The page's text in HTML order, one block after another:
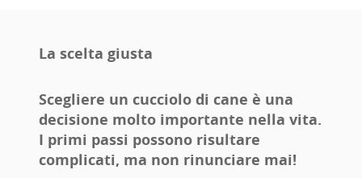
La scelta giusta
Scegliere un cucciolo di cane è una
decisione molto importante nella vita.
I primi passi possono risultare
complicati, ma non rinunciare mai!